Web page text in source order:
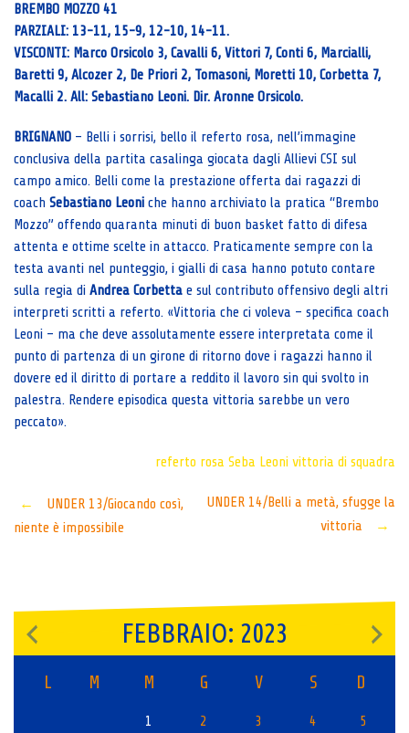
BREMBO MOZZO 41
PARZIALI: 13-11, 15-9, 12-10, 14-11.
VISCONTI: Marco Orsicolo 3, Cavalli 6, Vittori 7, Conti 6, Marcialli,
Baretti 9, Alcozer 2, De Priori 2, Tomasoni, Moretti 10, Corbetta 7,
Macalli 2. All: Sebastiano Leoni. Dir. Aronne Orsicolo.
BRIGNANO – Belli i sorrisi, bello il referto rosa, nell’immagine
conclusiva della partita casalinga giocata dagli Allievi CSI sul
campo amico. Belli come la prestazione offerta dai ragazzi di
coach Sebastiano Leoni che hanno archiviato la pratica “Brembo
Mozzo” offendo quaranta minuti di buon basket fatto di difesa
attenta e ottime scelte in attacco. Praticamente sempre con la
testa avanti nel punteggio, i gialli di casa hanno potuto contare
sulla regia di Andrea Corbetta e sul contributo offensivo degli altri
interpreti scritti a referto. «Vittoria che ci voleva – specifica coach
Leoni – ma che deve assolutamente essere interpretata come il
punto di partenza di un girone di ritorno dove i ragazzi hanno il
dovere ed il diritto di portare a reddito il lavoro sin qui svolto in
palestra. Rendere episodica questa vittoria sarebbe un vero
peccato».
referto rosa Seba Leoni vittoria di squadra
Post
←
UNDER 13/Giocando così,
niente è impossibile
UNDER 14/Belli a metà, sfugge la
vittoria
→
FEBBRAIO: 2023
L M M G V S D
1 2 3 4 5